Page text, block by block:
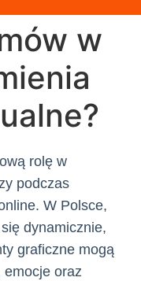
w
rolę w
podczas
W Polsce,
dynamicznie,
graficzne mogą
emocje oraz